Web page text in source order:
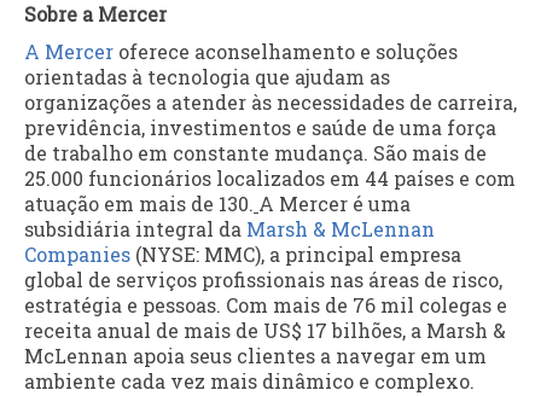
Sobre a Mercer
A Mercer oferece aconselhamento e soluções
orientadas à tecnologia que ajudam as
organizações a atender às necessidades de carreira,
previdência, investimentos e saúde de uma força
de trabalho em constante mudança. São mais de
25.000 funcionários localizados em 44 países e com
atuação em mais de 130. A Mercer é uma
subsidiária integral da Marsh & McLennan
Companies (NYSE: MMC), a principal empresa
global de serviços profissionais nas áreas de risco,
estratégia e pessoas. Com mais de 76 mil colegas e
receita anual de mais de US$ 17 bilhões, a Marsh &
McLennan apoia seus clientes a navegar em um
ambiente cada vez mais dinâmico e complexo.